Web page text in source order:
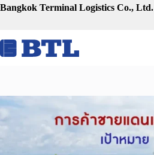
跳
容
Bangkok Terminal Logistics Co., Ltd.